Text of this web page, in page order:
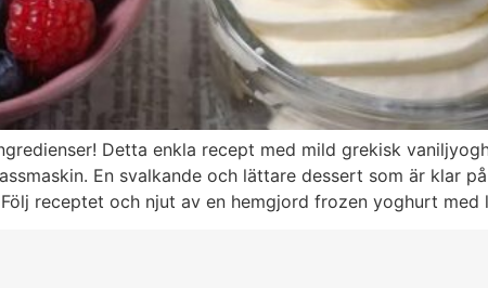
Detta enkla recept med mild grekisk
En svalkande och lättare dessert som är klar
receptet och njut av en hemgjord frozen yoghurt med